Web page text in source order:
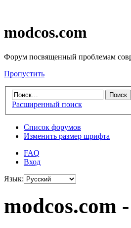
modcos.com
Форум посвященный проблемам
Пропустить
Расширенный поиск
Список форумов
Изменить размер шрифта
FAQ
Вход
Язык:
modcos.com